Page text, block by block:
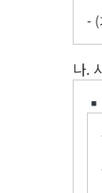
- (
나.